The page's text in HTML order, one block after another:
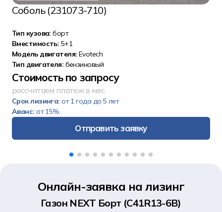
Соболь (231073-710)
Тип кузова:борт
Вместимость: 5+1
Модель двигателя: Evotech
Тип двигателя: бензиновый
Стоимость по запросу
рассчитаем платеж в мес.
Срок лизинга:от 1 года до 5 лет
Аванс:от 15%
Отправить заявку
Онлайн-заявка на лизинг
Газoн NЕХТ Борт (С41R13-6В)